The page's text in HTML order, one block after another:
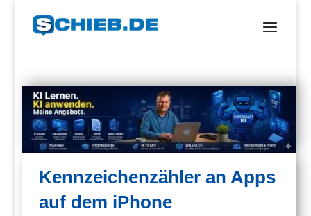
Kennzeichenzähler an Apps
auf dem iPhone